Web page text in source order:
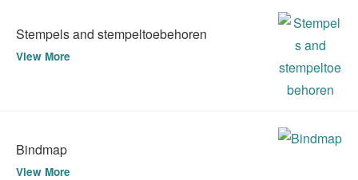
Stempels and stempeltoebehoren
View More
Bindmap
View More